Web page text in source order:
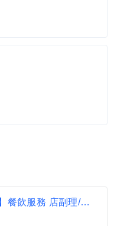
★人生第一桶金★【苗栗地區】餐飲服務 店副理/店襄理